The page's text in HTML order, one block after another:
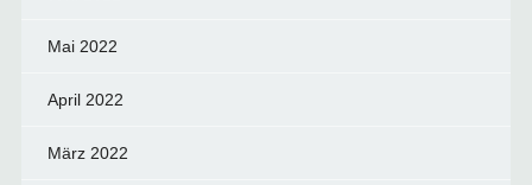
Mai 2022
April 2022
März 2022